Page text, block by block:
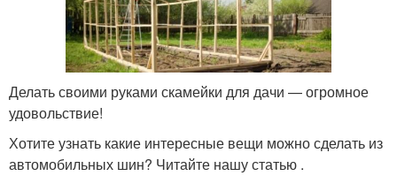
Делать своими руками скамейки для дачи — огромное
удовольствие!
Хотите узнать какие интересные вещи можно сделать из
автомобильных шин? Читайте нашу статью .